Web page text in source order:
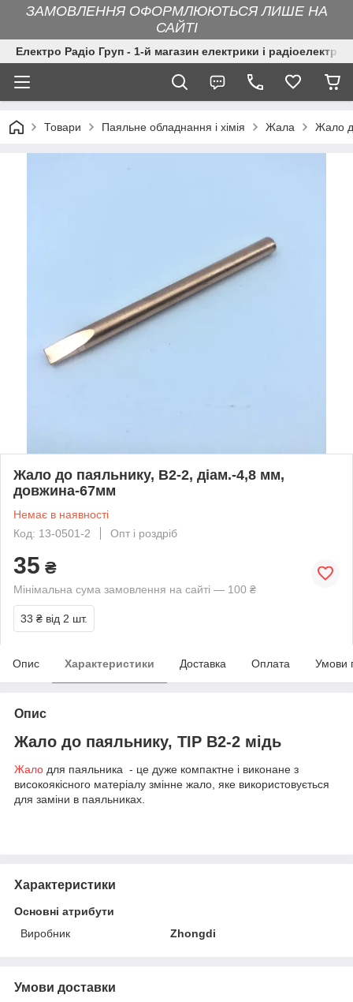
ЗАМОВЛЕННЯ ОФОРМЛЮЮТЬСЯ ЛИШЕ НА
САЙТІ
Електро Радіо Груп - 1-й магазин електрики і
Товари Паяльне обладнання і хімія Жала Жало
Жало до паяльнику, B2-2, діам.-4,8 мм,
довжина-67мм
Немає в наявності
Код: 13-0501-2
Опт і роздріб
35 ₴
Мінімальна сума замовлення на сайті — 100 ₴
33 ₴ від 2 шт.
Опис Характеристики Доставка Оплата Умови
Опис
Жало до паяльнику, TIP B2-2 мідь
Жало для паяльника - це дуже компактне і виконане з
високоякісного матеріалу змінне жало, яке використовується
для заміни в паяльниках.
Характеристики
Основні атрибути
Виробник
Zhongdi
Умови доставки